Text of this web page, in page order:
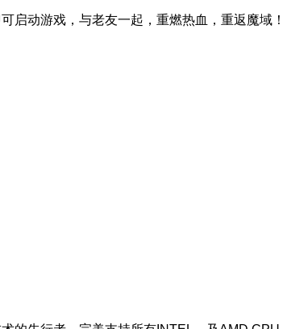
动游戏，与老友一起，重燃热血，重返魔域！